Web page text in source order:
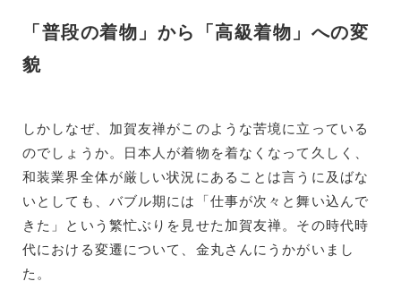
「普段の着物」から「高級着物」への変
貌
しかしなぜ、加賀友禅がこのような苦境に立っている
のでしょうか。日本人が着物を着なくなって久しく、
和装業界全体が厳しい状況にあることは言うに及ばな
いとしても、バブル期には「仕事が次々と舞い込んで
きた」という繁忙ぶりを見せた加賀友禅。その時代時
代における変遷について、金丸さんにうかがいまし
た。